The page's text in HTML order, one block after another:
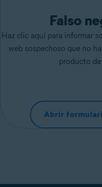
Falso
Haz clic aquí para informar
web sospechoso que no
producto
Abrir